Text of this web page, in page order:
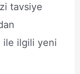
tavsiye
ile ilgili yeni